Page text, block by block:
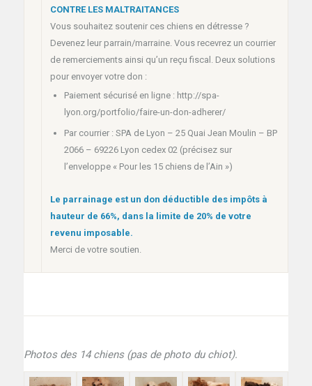
CONTRE LES MALTRAITANCES
Vous souhaitez soutenir ces chiens en détresse ?
Devenez leur parrain/marraine. Vous recevrez un courrier
de remerciements ainsi qu’un reçu fiscal. Deux solutions
pour envoyer votre don :
Paiement sécurisé en ligne : http://spa-
lyon.org/portfolio/faire-un-don-adherer/
Par courrier : SPA de Lyon – 25 Quai Jean Moulin – BP
2066 – 69226 Lyon cedex 02 (précisez sur
l’enveloppe « Pour les 15 chiens de l’Ain »)
Le parrainage est un don déductible des impôts à
hauteur de 66%, dans la limite de 20% de votre
revenu imposable.
Merci de votre soutien.
Photos des 14 chiens (pas de photo du chiot).